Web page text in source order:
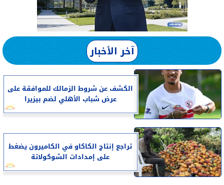
آخر الأخبار
الكشف عن شروط الزمالك للموافقة على
عرض شباب الأهلي لضم بيزيرا
تراجع إنتاج الكاكاو في الكاميرون يضغط
على إمدادات الشوكولاتة